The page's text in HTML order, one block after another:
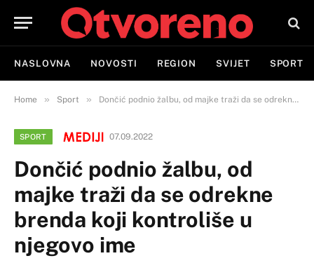
NASLOVNA NOVOSTI REGION SVIJET SPORT
Home » Sport » Dončić podnio žalbu, od majke traži da se odrekne brenda koji kontroliše u njegovo ime
SPORT 07.09.2022
Dončić podnio žalbu, od
majke traži da se odrekne
brenda koji kontroliše u
njegovo ime